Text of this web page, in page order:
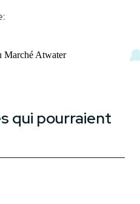
qui pourraient